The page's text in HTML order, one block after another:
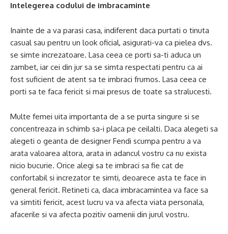
Intelegerea codului de imbracaminte
Inainte de a va parasi casa, indiferent daca purtati o tinuta
casual sau pentru un look oficial, asigurati-va ca pielea dvs.
se simte increzatoare. Lasa ceea ce porti sa-ti aduca un
zambet, iar cei din jur sa se simta respectati pentru ca ai
fost suficient de atent sa te imbraci frumos. Lasa ceea ce
porti sa te faca fericit si mai presus de toate sa stralucesti.
Multe femei uita importanta de a se purta singure si se
concentreaza in schimb sa-i placa pe ceilalti. Daca alegeti sa
alegeti o geanta de designer Fendi scumpa pentru a va
arata valoarea altora, arata in adancul vostru ca nu exista
nicio bucurie. Orice alegi sa te imbraci sa fie cat de
confortabil si increzator te simti, deoarece asta te face in
general fericit. Retineti ca, daca imbracamintea va face sa
va simtiti fericit, acest lucru va va afecta viata personala,
afacerile si va afecta pozitiv oamenii din jurul vostru.